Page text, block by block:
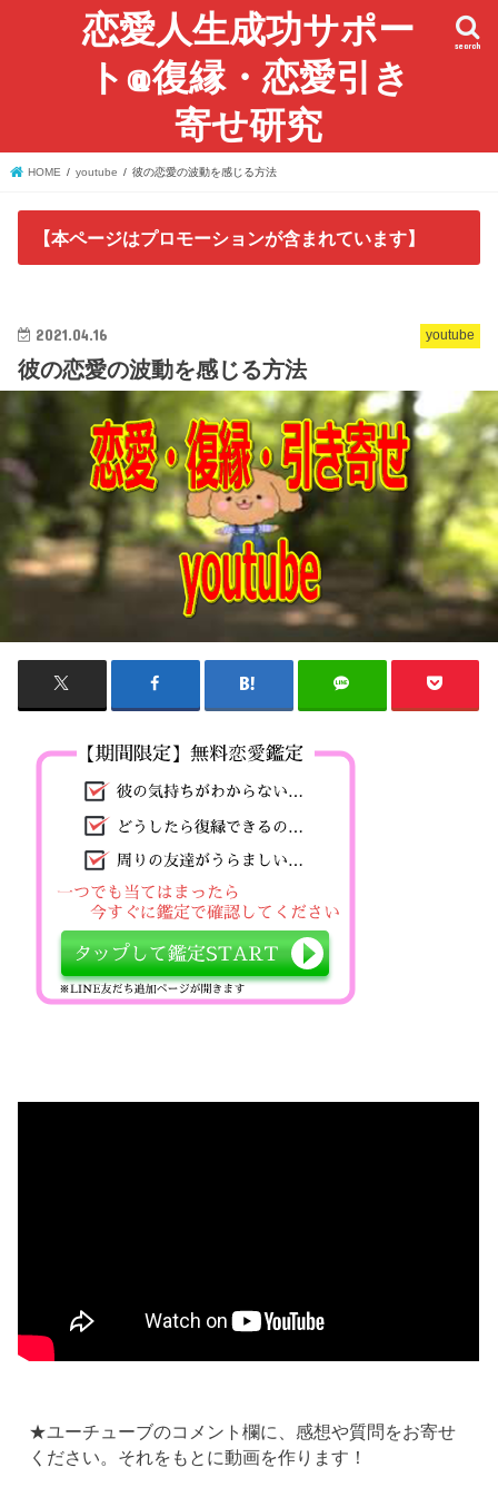
恋愛人生成功サポー
ト@復縁・恋愛引き
寄せ研究
search
HOME youtube 彼の恋愛の波動を感じる方法
【本ページはプロモーションが含まれています】
youtube
2021.04.16
彼の恋愛の波動を感じる方法
★ユーチューブのコメント欄に、感想や質問をお寄せ
ください。それをもとに動画を作ります！